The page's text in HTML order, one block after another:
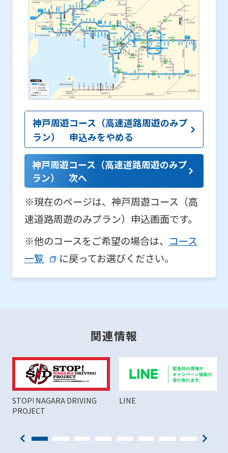
神戸周遊コース（高速道路周遊のみプ
ラン） 申込みをやめる
神戸周遊コース（高速道路周遊のみプ
ラン） 次へ
※現在のページは、神戸周遊コース（高
速道路周遊のみプラン）申込画面です。
※他のコースをご希望の場合は、 コース
一覧
に戻ってお選びください。
関連情報
STOP! NAGARA DRIVING
PROJECT
LINE